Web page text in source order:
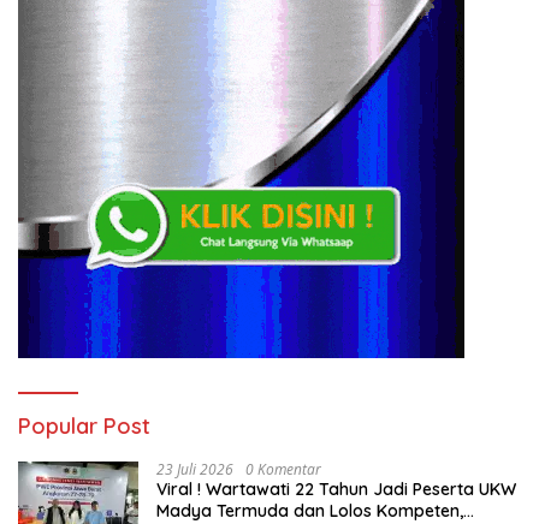
Popular Post
23 Juli 2026 0 Komentar
Viral ! Wartawati 22 Tahun Jadi Peserta UKW
Madya Termuda dan Lolos Kompeten,